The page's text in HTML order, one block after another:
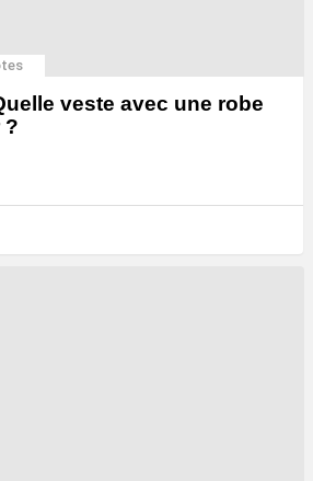
veste avec une robe
?